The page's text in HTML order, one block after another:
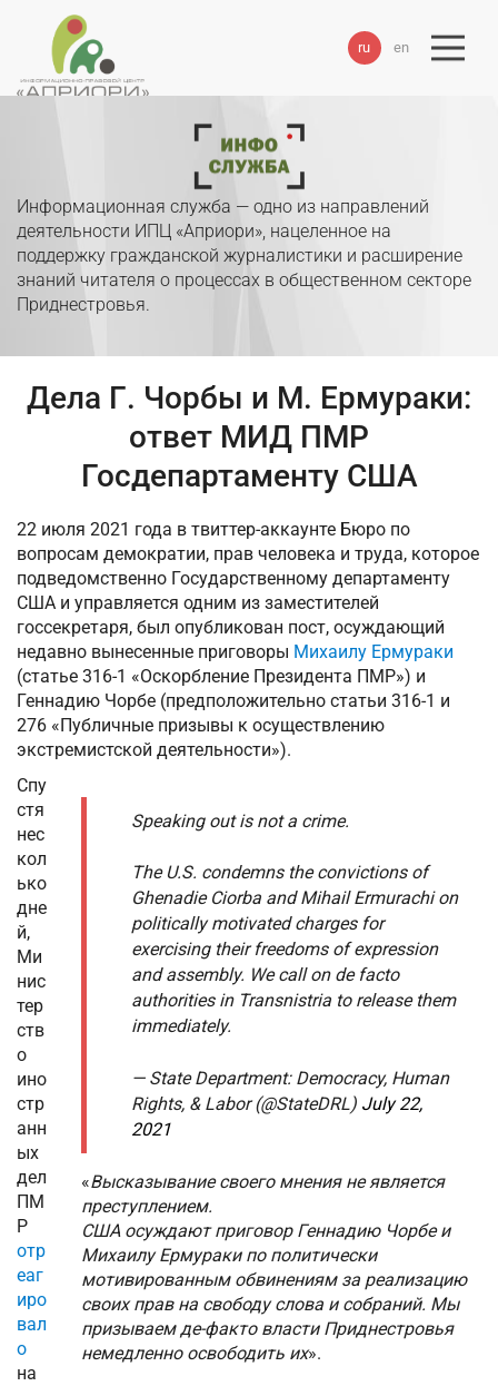
ru en
Информационная служба — одно из направлений
деятельности ИПЦ «Априори», нацеленное на
поддержку гражданской журналистики и расширение
знаний читателя о процессах в общественном секторе
Приднестровья.
Дела Г. Чорбы и М. Ермураки:
ответ МИД ПМР
Госдепартаменту США
22 июля 2021 года в твиттер-аккаунте Бюро по
вопросам демократии, прав человека и труда, которое
подведомственно Государственному департаменту
США и управляется одним из заместителей
госсекретаря, был опубликован пост, осуждающий
недавно вынесенные приговоры Михаилу Ермураки
(статье 316-1 «Оскорбление Президента ПМР») и
Геннадию Чорбе (предположительно статьи 316-1 и
276 «Публичные призывы к осуществлению
экстремистской деятельности»).
Speaking out is not a crime.
The U.S. condemns the convictions of
Ghenadie Ciorba and Mihail Ermurachi on
politically motivated charges for
exercising their freedoms of expression
and assembly. We call on de facto
authorities in Transnistria to release them
immediately.
— State Department: Democracy, Human
Rights, & Labor (@StateDRL) July 22,
2021
«Высказывание своего мнения не является
преступлением.
США осуждают приговор Геннадию Чорбе и
Михаилу Ермураки по политически
мотивированным обвинениям за реализацию
своих прав на свободу слова и собраний. Мы
призываем де-факто власти Приднестровья
немедленно освободить их».
Спу
стя
нес
кол
ько
дне
й,
Ми
нис
тер
ств
о
ино
стр
анн
ых
дел
ПМ
Р
отр
еаг
иро
вал
о
на